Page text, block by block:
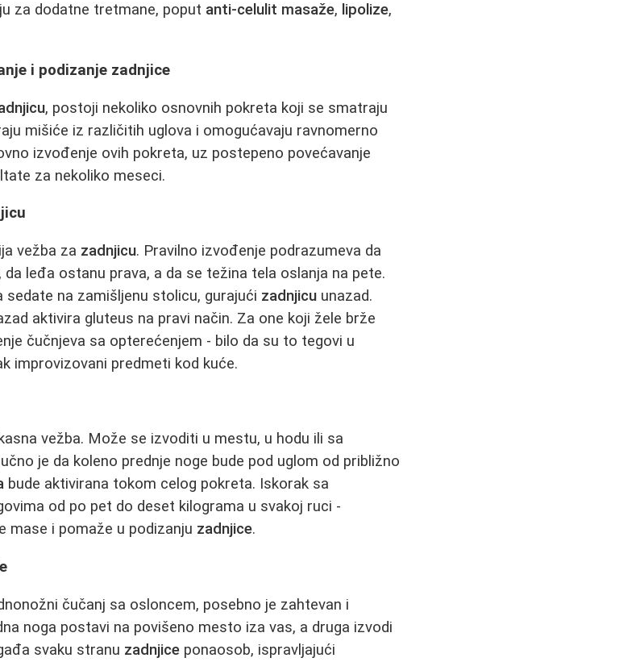
za dodatne tretmane, poput anti-celulit masaže, lipolize,
i podizanje zadnjice
, postoji nekoliko osnovnih pokreta koji se smatraju
mišiće iz različitih uglova i omogućavaju ravnomerno
izvođenje ovih pokreta, uz postepeno povećavanje
za nekoliko meseci.
vežba za zadnjicu. Pravilno izvođenje podrazumeva da
leđa ostanu prava, a da se težina tela oslanja na pete.
na zamišljenu stolicu, gurajući zadnjicu unazad.
aktivira gluteus na pravi način. Za one koji žele brže
čučnjeva sa opterećenjem - bilo da su to tegovi u
improvizovani predmeti kod kuće.
vežba. Može se izvoditi u mestu, u hodu ili sa
je da koleno prednje noge bude pod uglom od približno
bude aktivirana tokom celog pokreta. Iskorak sa
od po pet do deset kilograma u svakoj ruci -
mase i pomaže u podizanju zadnjice.
čučanj sa osloncem, posebno je zahtevan i
noga postavi na povišeno mesto iza vas, a druga izvodi
svaku stranu zadnjice ponaosob, ispravljajući